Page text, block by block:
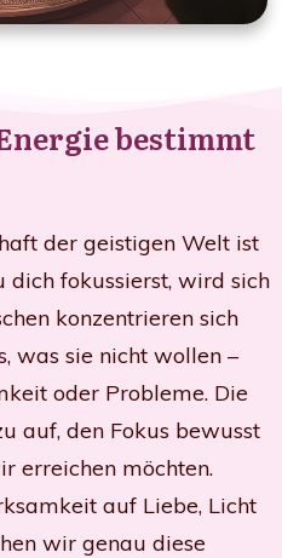
bestimmt
der geistigen Welt ist
dich fokussierst, wird sich
konzentrieren sich
was sie nicht wollen –
oder Probleme. Die
auf, den Fokus bewusst
erreichen möchten.
auf Liebe, Licht
wir genau diese